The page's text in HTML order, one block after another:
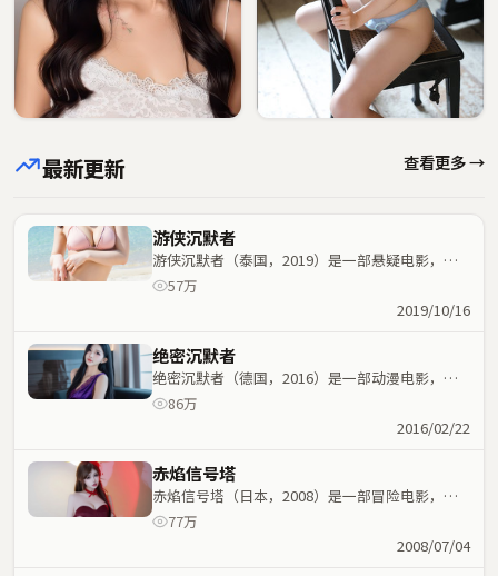
最新更新 查看更多 →
游侠沉默者
游侠沉默者（泰国，2019）是一部悬疑电影，乌
尔善执导，王一博、乔杉等主演；悬疑元素与人物
57万
2019/10/16
绝密沉默者
绝密沉默者（德国，2016）是一部动漫电影，王
家卫执导，佛罗伦斯·珀、玛丽昂·歌迪亚等主
演；动漫元素与人物命运紧密交织，节奏紧凑。
86万
2016/02/22
赤焰信号塔
赤焰信号塔（日本，2008）是一部冒险电影，新
海诚执导，河正宇、咏梅等主演；冒险元素与人物
77万
2008/07/04